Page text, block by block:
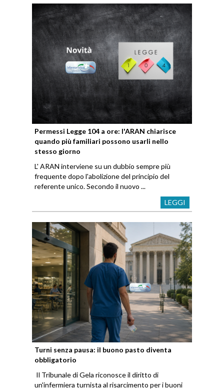
Permessi Legge 104 a ore: l'ARAN chiarisce
quando più familiari possono usarli nello
stesso giorno
L' ARAN interviene su un dubbio sempre più
frequente dopo l'abolizione del principio del
referente unico. Secondo il nuovo ...
LEGGI
Turni senza pausa: il buono pasto diventa
obbligatorio
Il Tribunale di Gela riconosce il diritto di
un'infermiera turnista al risarcimento per i buoni